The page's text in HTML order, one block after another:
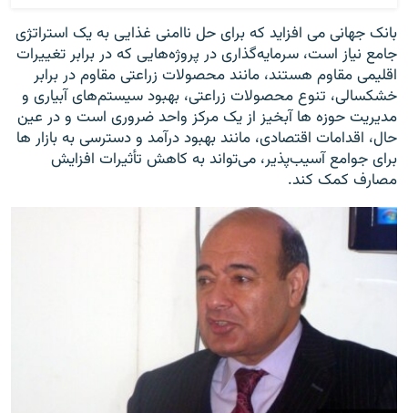
بانک جهانی می افزاید که برای حل ناامنی غذایی به یک استراتژی
جامع نیاز است، سرمایه‌گذاری در پروژه‌هایی که در برابر تغییرات
اقلیمی مقاوم هستند، مانند محصولات زراعتی مقاوم در برابر
خشکسالی، تنوع محصولات زراعتی، بهبود سیستم‌های آبیاری و
مدیریت حوزه ها آبخیز از یک مرکز واحد ضروری است و در عین
حال، اقدامات اقتصادی، مانند بهبود درآمد و دسترسی به بازار ها
برای جوامع آسیب‌پذیر، می‌تواند به کاهش تأثیرات افزایش
مصارف کمک کند.